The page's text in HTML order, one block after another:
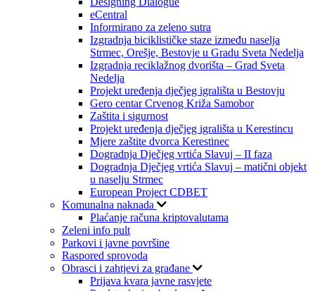
eCentral
Informirano za zeleno sutra
Izgradnja biciklističke staze između naselja
Strmec, Orešje, Bestovje u Gradu Sveta Nedelja
Izgradnja reciklažnog dvorišta – Grad Sveta
Nedelja
Projekt uređenja dječjeg igrališta u Bestovju
Gero centar Crvenog Križa Samobor
Zaštita i sigurnost
Projekt uređenja dječjeg igrališta u Kerestincu
Mjere zaštite dvorca Kerestinec
Dogradnja Dječjeg vrtića Slavuj – II faza
Dogradnja Dječjeg vrtića Slavuj – matični objekt
u naselju Strmec
European Project CDBET
Komunalna naknada
Plaćanje računa kriptovalutama
Zeleni info pult
Parkovi i javne površine
Raspored sprovoda
Obrasci i zahtjevi za građane
Prijava kvara javne rasvjete